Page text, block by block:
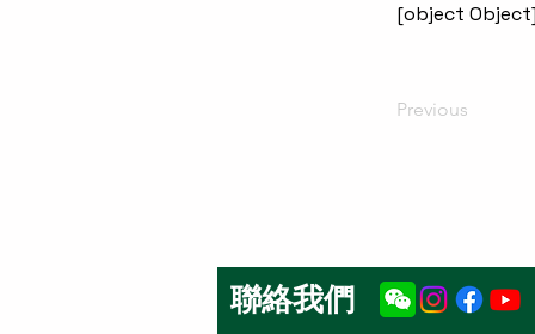
[object
Previous
聯絡我們